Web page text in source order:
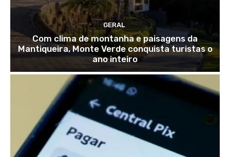
GERAL
Com clima de montanha e paisagens da
Mantiqueira, Monte Verde conquista turistas o
ano inteiro